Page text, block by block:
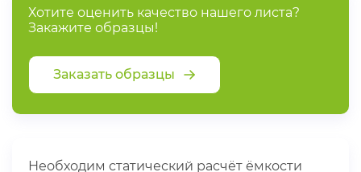
Хотите оценить качество нашего листа?
Закажите образцы!
Заказать образцы
Необходим статический расчёт ёмкости